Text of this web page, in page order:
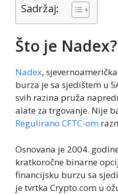
Sadržaj:
Što je Nadex?
Nadex,
burza je sa sjedištem u
svih razina pruža
alate za trgovanje. Nije
Regulirano CFTC-om
Osnovana je 2004.
kratkoročne binarne
financijsku burzu sa
je tvrtka Crypto.com u